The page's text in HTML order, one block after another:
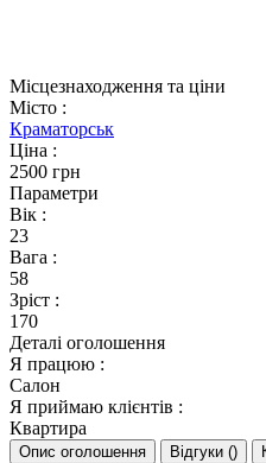
Місцезнаходження та ціни
Місто :
Краматорськ
Ціна :
2500 грн
Параметри
Вік :
23
Вага :
58
Зріст :
170
Деталі оголошення
Я працюю :
Салон
Я приймаю клієнтів :
Квартира
Опис оголошення Відгуки ()